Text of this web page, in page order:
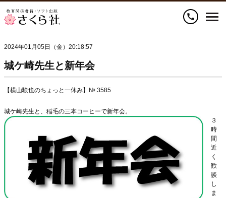
call
2024年01月05日（金）20:18:57
城ケ崎先生と新年会
【横山験也のちょっと一休み】№.3585
城ケ崎先生と、稲毛の三本コーヒーで新年会。
３
時
間
近
く
歓
談
し
ま